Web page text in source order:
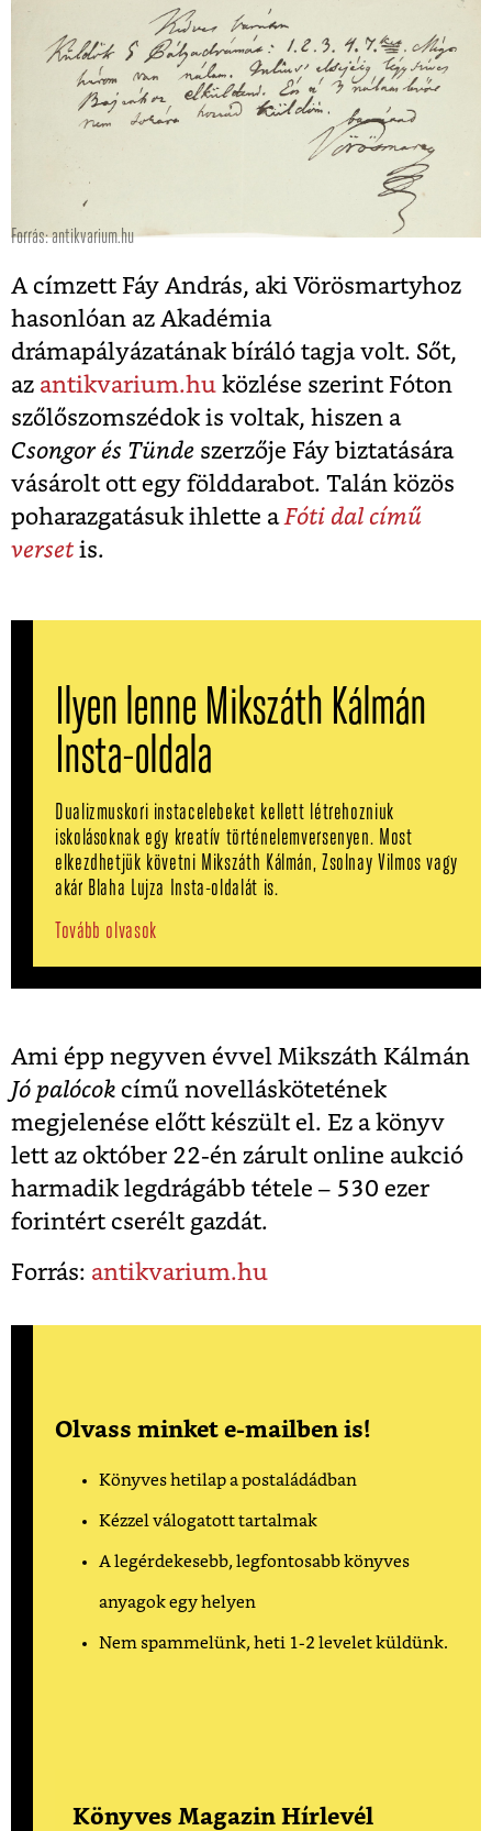
Forrás: antikvarium.hu
A címzett Fáy András, aki Vörösmartyhoz
hasonlóan az Akadémia
drámapályázatának bíráló tagja volt. Sőt,
az antikvarium.hu közlése szerint Fóton
szőlőszomszédok is voltak, hiszen a
Csongor és Tünde szerzője Fáy biztatására
vásárolt ott egy földdarabot. Talán közös
poharazgatásuk ihlette aFóti dal című
versetis.
Ilyen lenne Mikszáth Kálmán
Insta-oldala
Dualizmuskori instacelebeket kellett létrehozniuk
iskolásoknak egy kreatív történelemversenyen. Most
elkezdhetjük követni Mikszáth Kálmán, Zsolnay Vilmos vagy
akár Blaha Lujza Insta-oldalát is.
Tovább olvasok
Ami épp negyven évvel Mikszáth Kálmán
Jó palócok című novelláskötetének
megjelenése előtt készült el. Ez a könyv
lett az október 22-én zárult online aukció
harmadik legdrágább tétele – 530 ezer
forintért cserélt gazdát.
Forrás: antikvarium.hu
Olvass minket e-mailben is!
Könyves hetilap a postaládádban
Kézzel válogatott tartalmak
A legérdekesebb, legfontosabb könyves
anyagok egy helyen
Nem spammelünk, heti 1-2 levelet küldünk.
Könyves Magazin Hírlevél